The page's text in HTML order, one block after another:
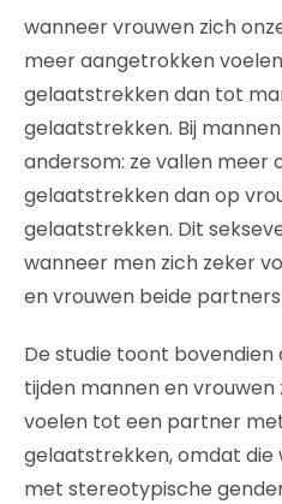
wanneer vrouwen zich
meer aangetrokken
gelaatstrekken dan tot
gelaatstrekken. Bij
andersom: ze vallen meer
gelaatstrekken dan op
gelaatstrekken. Dit
wanneer men zich zeker
en vrouwen beide
De studie toont bovendien
tijden mannen en
voelen tot een partner
gelaatstrekken, omdat die
met stereotypische